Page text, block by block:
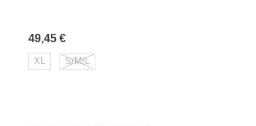
49,45 €Prix
XL S/M/L